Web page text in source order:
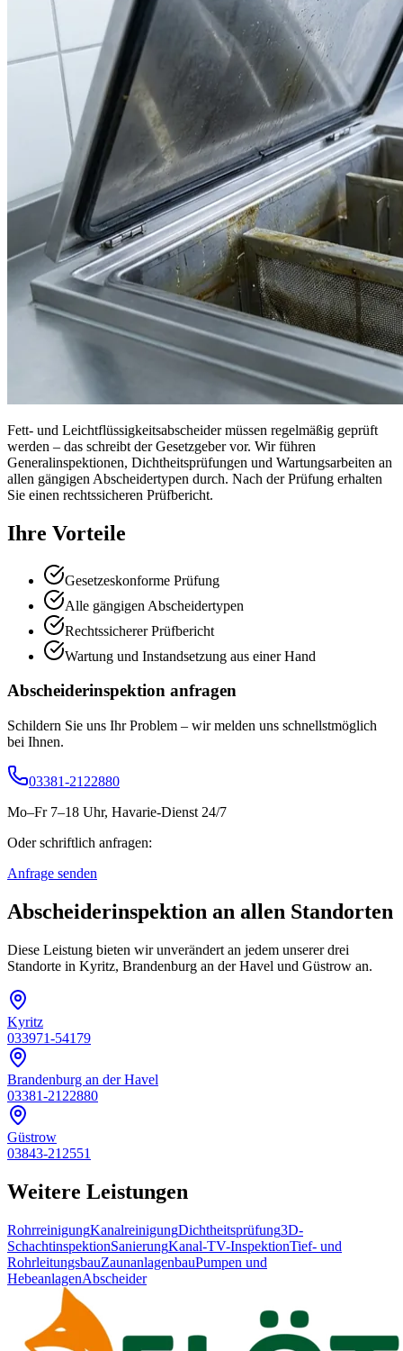
Fett- und Leichtflüssigkeitsabscheider müssen regelmäßig geprüft
werden – das schreibt der Gesetzgeber vor. Wir führen
Generalinspektionen, Dichtheitsprüfungen und Wartungsarbeiten an
allen gängigen Abscheidertypen durch. Nach der Prüfung erhalten
Sie einen rechtssicheren Prüfbericht.
Ihre Vorteile
Gesetzeskonforme Prüfung
Alle gängigen Abscheidertypen
Rechtssicherer Prüfbericht
Wartung und Instandsetzung aus einer Hand
Abscheiderinspektion anfragen
Schildern Sie uns Ihr Problem – wir melden uns schnellstmöglich
bei Ihnen.
03381-2122880
Mo–Fr 7–18 Uhr, Havarie-Dienst 24/7
Oder schriftlich anfragen:
Anfrage senden
Abscheiderinspektion an allen Standorten
Diese Leistung bieten wir unverändert an jedem unserer drei
Standorte in Kyritz, Brandenburg an der Havel und Güstrow an.
Kyritz
033971-54179
Brandenburg an der Havel
03381-2122880
Güstrow
03843-212551
Weitere Leistungen
RohrreinigungKanalreinigungDichtheitsprüfung3D-
SchachtinspektionSanierungKanal-TV-InspektionTief- und
RohrleitungsbauZaunanlagenbauPumpen und
HebeanlagenAbscheider